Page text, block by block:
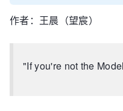
作者：王晨（望宸）
"If you're not the